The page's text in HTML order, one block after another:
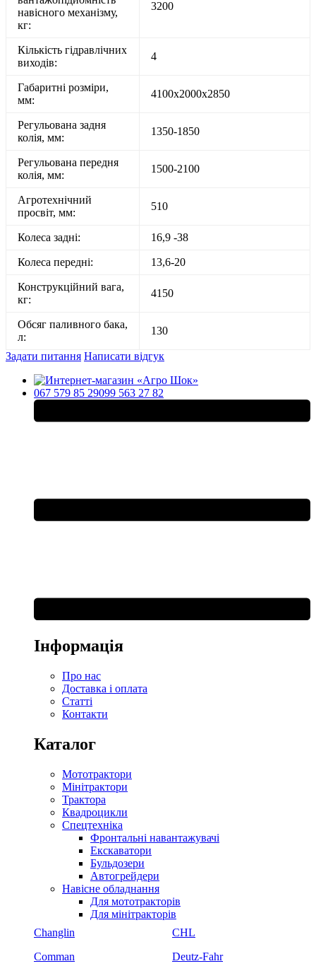
навісного механізму,
кг:
3200
Кількість гідравлічних
виходів:
4
Габаритні розміри,
мм:
4100х2000х2850
Регульована задня
колія, мм:
1350-1850
Регульована передня
колія, мм:
1500-2100
Агротехнічний
просвіт, мм:
510
Колеса задні: 16,9 -38
Колеса передні: 13,6-20
Конструкційний вага,
кг:
4150
Обсяг паливного бака,
л:
130
Задати питання Написати відгук
067 579 85 29099 563 27 82
Інформація
Про нас
Доставка і оплата
Статті
Контакти
Каталог
Мототрактори
Мінітрактори
Трактора
Квадроцикли
Спецтехніка
Фронтальні навантажувачі
Екскаватори
Бульдозери
Автогрейдери
Навісне обладнання
Для мототракторів
Для мінітракторів
Changlin
CHL
Comman
Deutz-Fahr